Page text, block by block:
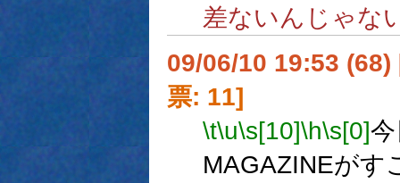
差ないんじゃな
09/06/10 19:53 (68)
票: 11]
\t\u\s[10]\h\s[0]
MAGAZINEがす